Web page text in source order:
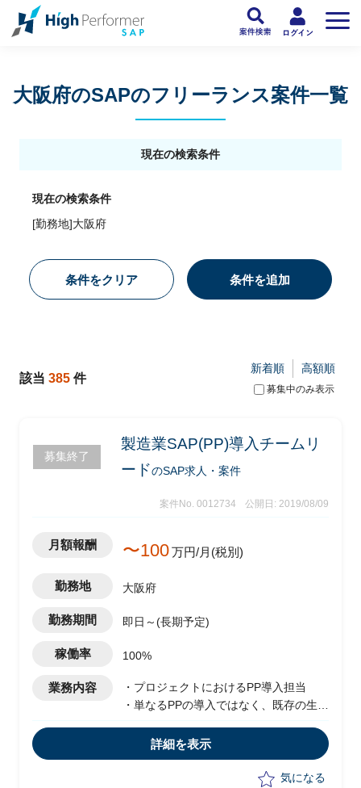
大阪府のSAPのフリーランス案件一覧
現在の検索条件
現在の検索条件
[勤務地]大阪府
条件をクリア 条件を追加
該当 385 件
募集中のみ表示
新着順 高額順
募集終了
製造業SAP(PP)導入チームリ
ードのSAP求人・案件
案件No. 0012734 公開日: 2019/08/09
月額報酬 〜100万円/月(税別)
勤務地 大阪府
勤務期間 即日～(長期予定)
稼働率 100%
業務内容
・プロジェクトにおけるPP導入担当
・単なるPPの導入ではなく、既存の生産
・業務要件定義、システム要件定義、基
詳細を表示
気になる